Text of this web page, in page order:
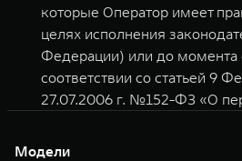
которые Оператор имеет
целях исполнения
Федерации) или до момента
соответствии со статьей 9
27.07.2006 г. №152-ФЗ «О
Модели